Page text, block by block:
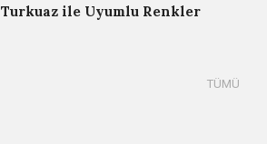
Turkuaz ile Uyumlu Renkler